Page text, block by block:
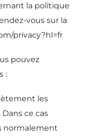
la politique
vous sur la
privacy?hl=fr
pouvez
:
les
ce cas
normalement